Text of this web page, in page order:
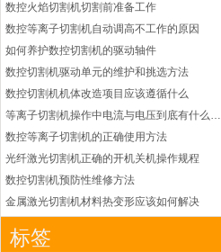
德国凯尔贝
HiFocusYN 等离子
耗材
G015Y/G092Y/G034
Y 电极
G2012YN/G2326YN/
G2330YN/G2331YN
喷嘴
本系列产品适用于德国凯
尔贝Kjellberg激光等离子
电源HiFocusYN 等离子
切割系统的易损件替换，
含（银）电极、喷嘴、涡
环、喷嘴帽/保护帽、外
数控火焰切割机切割前准备工作
数控等离子切割机自动调高不工作的原因
如何养护数控切割机的驱动轴件
数控切割机驱动单元的维护和挑选方法
数控切割机机体改造项目应该遵循什么
等离子切割机操作中电流与电压到底有什么关系
数控等离子切割机的正确使用方法
光纤激光切割机正确的开机关机操作规程
数控切割机预防性维修方法
金属激光切割机材料热变形应该如何解决
光纤激光切割机常用的切割辅助气体
标签